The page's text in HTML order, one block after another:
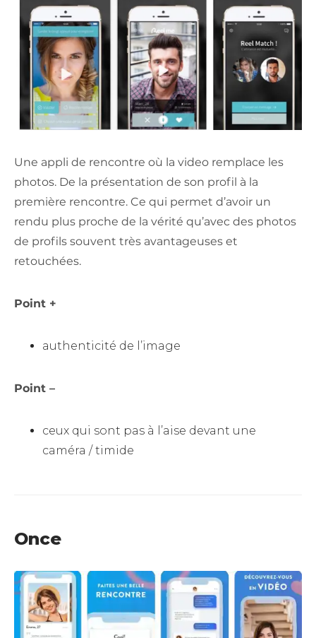
Une appli de rencontre où la video remplace les
photos. De la présentation de son profil à la
première rencontre. Ce qui permet d’avoir un
rendu plus proche de la vérité qu’avec des photos
de profils souvent très avantageuses et
retouchées.
Point +
authenticité de l’image
Point –
ceux qui sont pas à l’aise devant une
caméra / timide
Once